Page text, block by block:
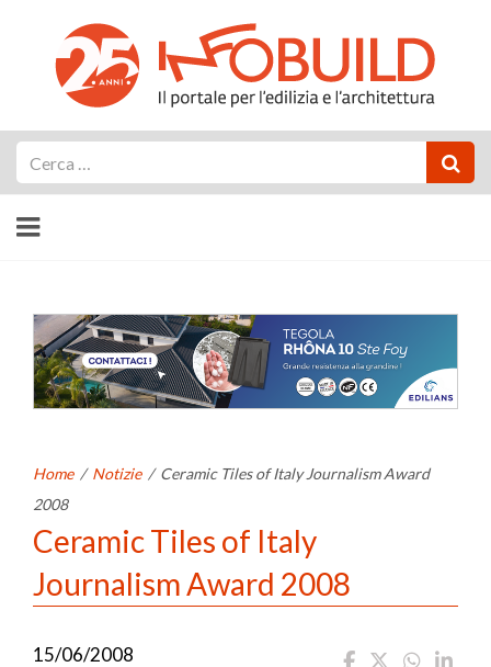
Home / Notizie / Ceramic Tiles of Italy Journalism Award
2008
Ceramic Tiles of Italy
Journalism Award 2008
15/06/2008